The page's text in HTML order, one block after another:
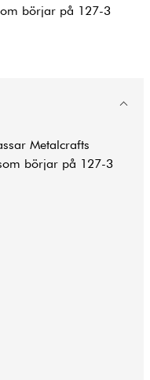
börjar på 127-3
Metalcrafts
börjar på 127-3